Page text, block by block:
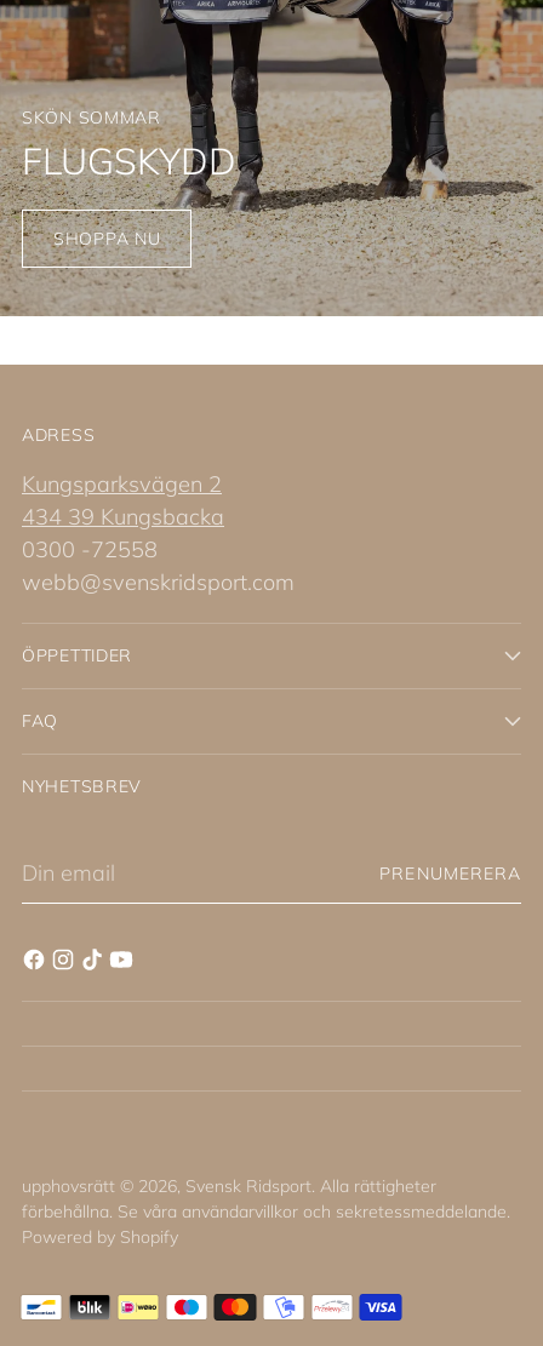
SKÖN SOMMAR
FLUGSKYDD
SHOPPA NU
ADRESS
Kungsparksvägen 2
434 39 Kungsbacka
0300 -72558
webb@svenskridsport.com
ÖPPETTIDER
FAQ
NYHETSBREV
Din
PRENUMERERA
upphovsrätt © 2026, Svensk Ridsport. Alla rättigheter
förbehållna. Se våra användarvillkor och sekretessmeddelande.
Powered by Shopify